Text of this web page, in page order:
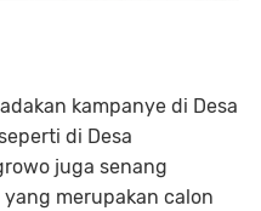
kampanye di Desa
di Desa
juga senang
merupakan calon